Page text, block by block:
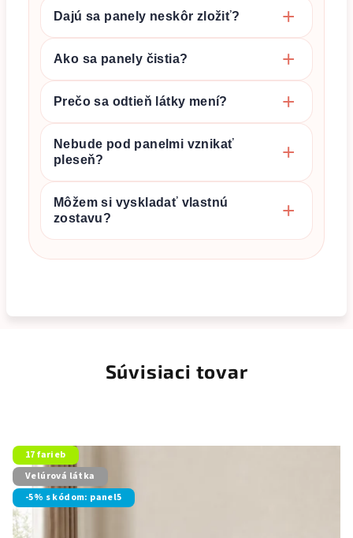
Dajú sa panely neskôr zložiť?
Ako sa panely čistia?
Prečo sa odtieň látky mení?
Nebude pod panelmi vznikať
pleseň?
Môžem si vyskladať vlastnú
zostavu?
Súvisiaci tovar
17 farieb
Velúrová látka
-5% s kódom: panel5